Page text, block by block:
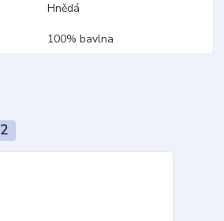
Hnědá
100% bavlna
2